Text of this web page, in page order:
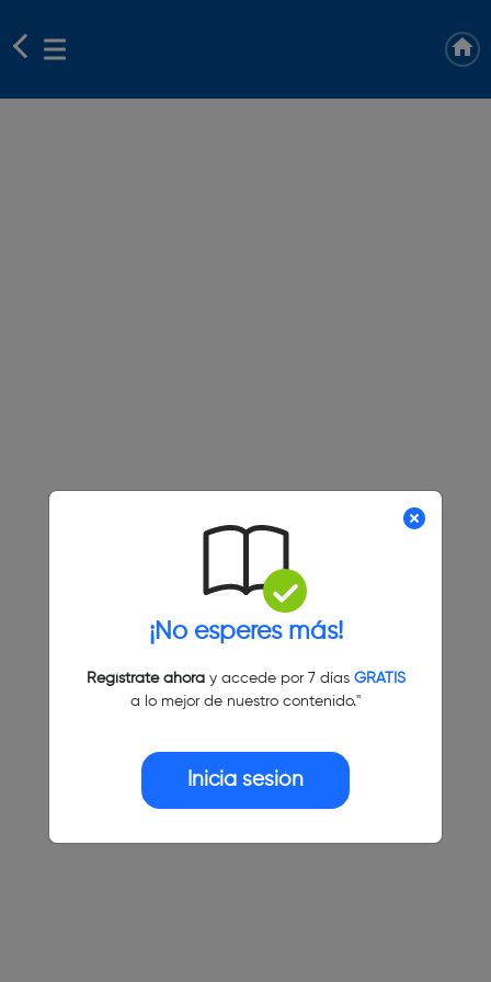
¡No esperes más!
Regístrate ahoray accede por 7 días GRATIS
a lo mejor de nuestro contenido."
Inicia sesión